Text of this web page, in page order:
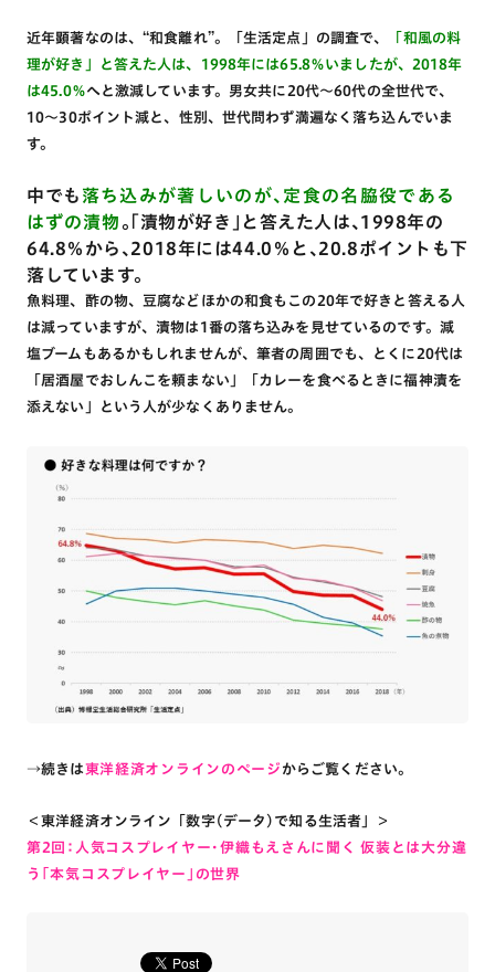
近年顕著なのは、“和食離れ”。「生活定点」の調査で、
「和風の料
理が好き」と答えた人は、1998年には65.8％いましたが、2018年
は45.0％へと激減しています。男女共に20代～60代の全世代で、
10～30ポイント減と、性別、世代問わず満遍なく落ち込んでいま
す。
中でも 落ち込みが著しいのが、定食の名脇役である
はずの漬物 。「漬物が好き」と答えた人は、1998年の
64.8％から、2018年には44.0％と、20.8ポイントも下
落しています。
魚料理、酢の物、豆腐などほかの和食もこの20年で好きと答える人
は減っていますが、漬物は1番の落ち込みを見せているのです。減
塩ブームもあるかもしれませんが、筆者の周囲でも、とくに20代は
「居酒屋でおしんこを頼まない」「カレーを食べるときに福神漬を
添えない」という人が少なくありません。
→続きは東洋経済オンラインのページ からご覧ください。
＜東洋経済オンライン「数字(データ)で知る生活者」＞
第2回：人気コスプレイヤー･伊織もえさんに聞く 仮装とは大分違
う｢本気コスプレイヤー｣の世界